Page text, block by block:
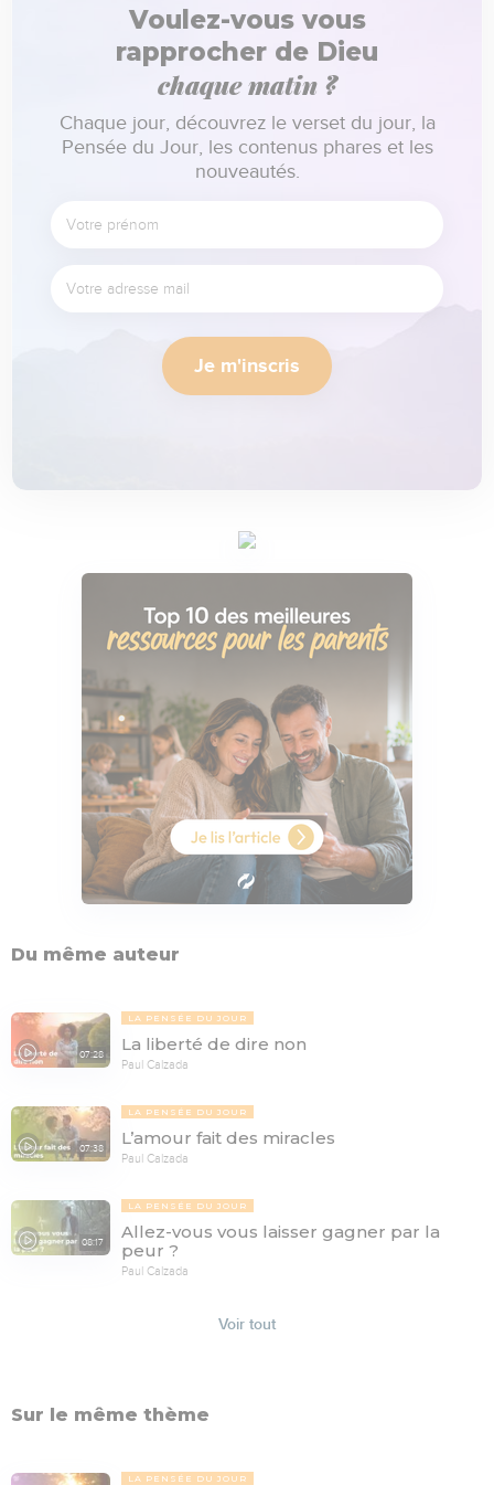
Voulez-vous vous
rapprocher de Dieu
chaque matin ?
Chaque jour, découvrez le verset du jour, la
Pensée du Jour, les contenus phares et les
nouveautés.
Je m'inscris
Du même auteur
07:28
LA PENSÉE DU JOUR
La liberté de dire non
Paul Calzada
07:38
LA PENSÉE DU JOUR
L’amour fait des miracles
Paul Calzada
08:17
LA PENSÉE DU JOUR
Allez-vous vous laisser gagner par la
peur ?
Paul Calzada
Voir tout
Sur le même thème
LA PENSÉE DU JOUR